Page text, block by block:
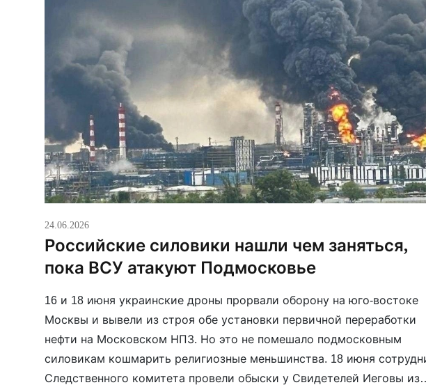
24.06.2026
Российские силовики нашли чем заняться,
пока ВСУ атакуют Подмосковье
16 и 18 июня украинские дроны прорвали оборону на юго-востоке
Москвы и вывели из строя обе установки первичной переработки
нефти на Московском НПЗ. Но это не помешало подмосковным
силовикам кошмарить религиозные меньшинства. 18 июня
Следственного комитета провели обыски у Свидетелей Иеговы из